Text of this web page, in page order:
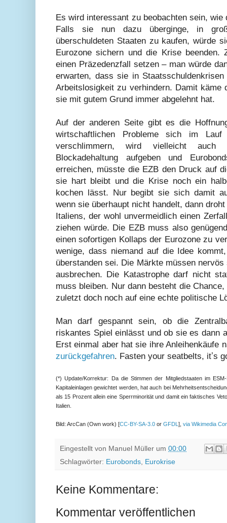
Es wird interessant zu beobachten sein,
Falls sie nun dazu überginge, in
überschuldeten Staaten zu kaufen, würde
Eurozone sichern und die Krise beenden.
einen Präzedenzfall setzen– man würde
erwarten, dass sie in
Arbeitslosigkeit zu verhindern. Damit käme
sie mit gutem Grund immer abgelehnt hat.
Auf der anderen Seite gibt es die
wirtschaftlichen Probleme sich im
verschlimmern, wird vielleicht auch
Blockadehaltung aufgeben und
erreichen, müsste die EZB den Druck auf
sie hart bleibt unddie Krise noch ein
kochen lässt. Nur begibt sie sich damit
wenn sie überhaupt nicht handelt, dann
Italiens, der wohl unvermeidlich einen
ziehen würde. Die EZB muss also
einen sofortigen Kollaps der Eurozone zu
wenige, dass niemand auf die Idee
überstanden sei. Die Märkte müssen
ausbrechen. Die Katastrophe darf nicht
muss bleiben. Nur dann besteht die
zuletzt doch noch auf eine echte politische
Man darf gespannt sein, ob die
riskantes Spiel einlässt und ob sie es dann
Erst einmal aber hat sie ihre Anleihenkäufe
zurückgefahren. Fasten your seatbelts, itʼs
(*) Update/Korrektur: Da die Stimmen der Mitgliedstaaten im
Kapitaleinlagen gewichtet werden, hat auch bei
als 15 Prozent allein eine Sperrminorität und damit ein faktisches
Italien.
Bild: ArcCan (Own work) [CC-BY-SA-3.0 or GFDL ], via Wikimedia
Eingestellt von Manuel Müller um 00:00
Schlagwörter: Eurobonds, Eurokrise
Keine Kommentare:
Kommentar veröffentlichen